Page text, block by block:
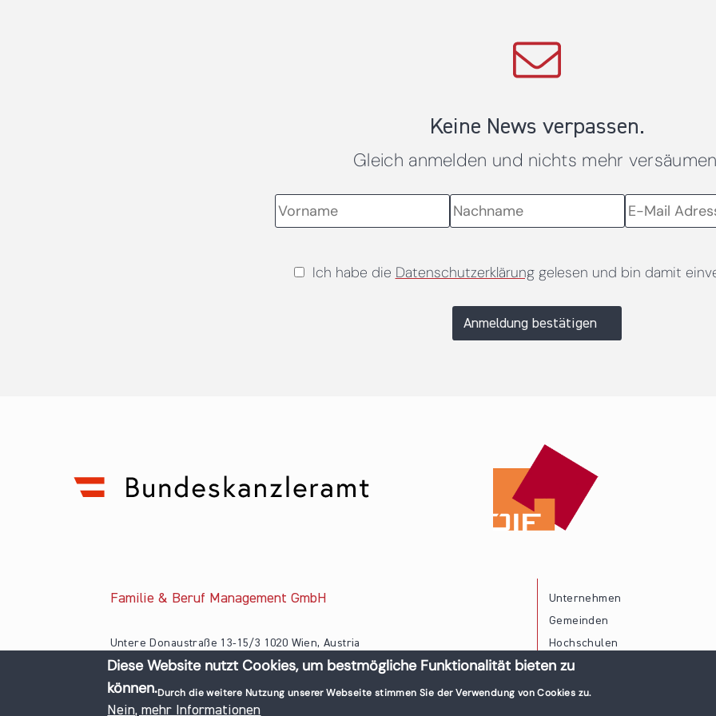
Keine News verpassen.
Gleich anmelden und nichts mehr
Ich habe die Datenschutzerklärunggelesen und bin damit
Anmeldung bestätigen
Familie & Beruf Management GmbH
Untere Donaustraße 13-15/3 1020 Wien, Austria
+43 1 218 50 70
office@familieundberuf.at
Unternehmen
Gemeinden
Hochschulen
Persönliche Vereinbarkeit
© 2026 Familie und Beruf All rights reserved.
Diese Website nutzt Cookies, um bestmögliche Funktionalität bieten zu
können.Durch die weitere Nutzung unserer Webseite stimmen Sie der Verwendung von Cookies zu.
Nein, mehr Informationen